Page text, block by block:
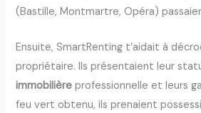
(Bastille, Montmartre, Opéra)
Ensuite, SmartRenting t’aidait à
propriétaire. Ils présentaient leur
immobilière professionnelle et leurs
feu vert obtenu, ils prenaient